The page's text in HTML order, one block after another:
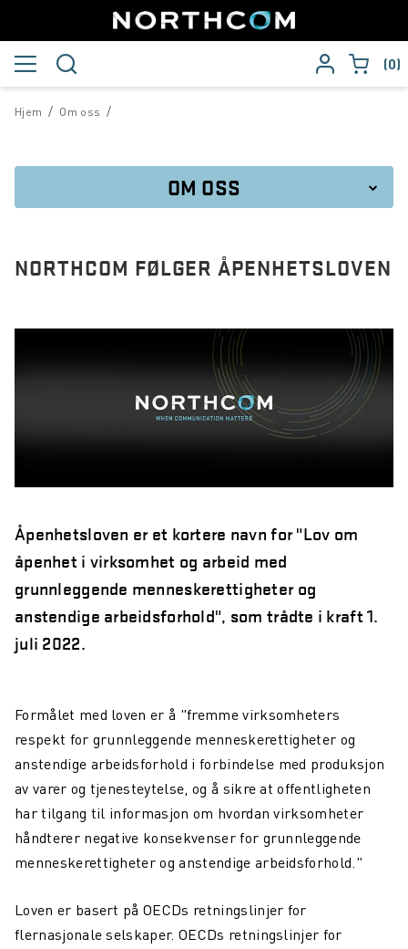
0
/
Hjem /
Om oss
OM OSS
NORTHCOM FØLGER ÅPENHETSLOVEN
Åpenhetsloven er et kortere navn for "Lov om
åpenhet i virksomhet og arbeid med
grunnleggende menneskerettigheter og
anstendige arbeidsforhold", som trådte i kraft 1.
juli 2022.
Formålet med loven er å "fremme virksomheters
respekt for grunnleggende menneskerettigheter og
anstendige arbeidsforhold i forbindelse med produksjon
av varer og tjenesteytelse, og å sikre at offentligheten
har tilgang til informasjon om hvordanvirksomheter
håndterer negative konsekvenser for grunnleggende
menneskerettigheter oganstendige arbeidsforhold."
Loven er basert på OECDs retningslinjer for
flernasjonale selskaper. OECDs retningslinjer for